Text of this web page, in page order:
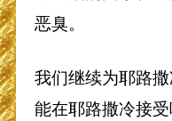
恶臭。
我们继续为耶路
能在耶路撒冷接